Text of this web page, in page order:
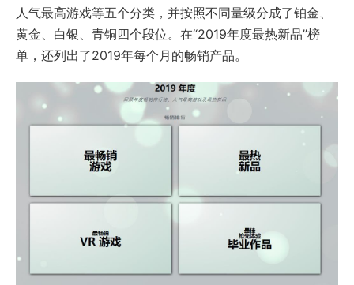
人气最高游戏等五个分类，并按照不同量级分成了铂金、
黄金、白银、青铜四个段位。在“2019年度最热新品”榜
单，还列出了2019年每个月的畅销产品。